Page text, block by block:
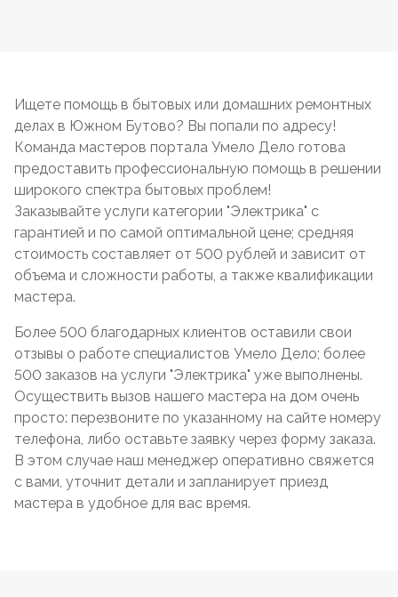
Ищете помощь в бытовых или домашних ремонтных
делах в Южном Бутово? Вы попали по адресу!
Команда мастеров портала Умело Дело готова
предоставить профессиональную помощь в решении
широкого спектра бытовых проблем!
Заказывайте услуги категории "Электрика" с
гарантией и по самой оптимальной цене; средняя
стоимость составляет от 500 рублей и зависит от
объема и сложности работы, а также квалификации
мастера.
Более 500 благодарных клиентов оставили свои
отзывы о работе специалистов Умело Дело; более
500 заказов на услуги "Электрика" уже выполнены.
Осуществить вызов нашего мастера на дом очень
просто: перезвоните по указанному на сайте номеру
телефона, либо оставьте заявку через форму заказа.
В этом случае наш менеджер оперативно свяжется
с вами, уточнит детали и запланирует приезд
мастера в удобное для вас время.